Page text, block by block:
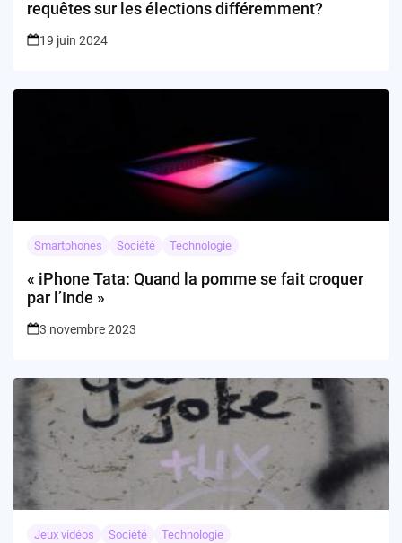
requêtes sur les élections différemment?
19 juin 2024
Smartphones Société Technologie
« iPhone Tata: Quand la pomme se fait croquer
par l’Inde »
3 novembre 2023
Jeux vidéos Société Technologie